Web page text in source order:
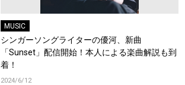
MUSIC
シンガーソングライターの優河、新曲
「Sunset」配信開始！本人による楽曲解説も到
着！
2024/6/12